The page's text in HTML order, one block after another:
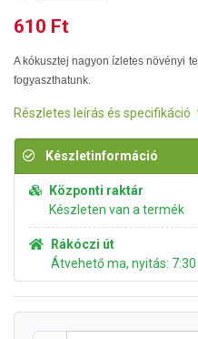
610 Ft
A kókusztej nagyon ízletes növényi
fogyaszthatunk.
Részletes leírás és specifikáció
Készletinformáció
Központi raktár
Készleten van a termék
Rákóczi út
Átvehető ma, nyitás: 7:30